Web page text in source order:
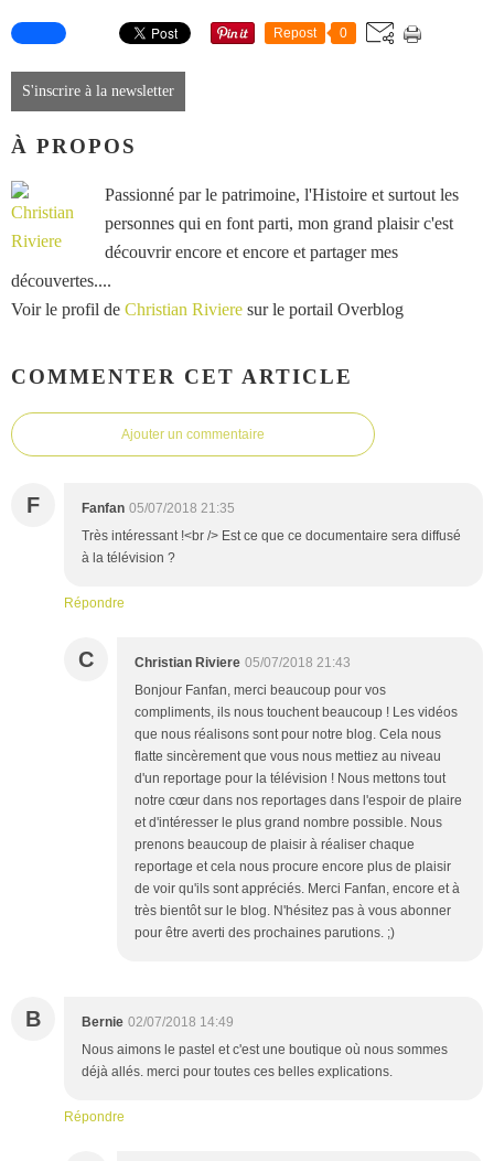
Repost 0
S'inscrire à la newsletter
À PROPOS
Passionné par le patrimoine, l'Histoire et surtout les
personnes qui en font parti, mon grand plaisir c'est
découvrir encore et encore et partager mes
découvertes....
Voir le profil de Christian Riviere sur le portail Overblog
COMMENTER CET ARTICLE
Ajouter un commentaire
F Fanfan 05/07/2018 21:35
Très intéressant !<br /> Est ce que ce documentaire sera diffusé
à la télévision ?
Répondre
C Christian Riviere 05/07/2018 21:43
Bonjour Fanfan, merci beaucoup pour vos
compliments, ils nous touchent beaucoup ! Les vidéos
que nous réalisons sont pour notre blog. Cela nous
flatte sincèrement que vous nous mettiez au niveau
d'un reportage pour la télévision ! Nous mettons tout
notre cœur dans nos reportages dans l'espoir de plaire
et d'intéresser le plus grand nombre possible. Nous
prenons beaucoup de plaisir à réaliser chaque
reportage et cela nous procure encore plus de plaisir
de voir qu'ils sont appréciés. Merci Fanfan, encore et à
très bientôt sur le blog. N'hésitez pas à vous abonner
pour être averti des prochaines parutions. ;)
B Bernie 02/07/2018 14:49
Nous aimons le pastel et c'est une boutique où nous sommes
déjà allés. merci pour toutes ces belles explications.
Répondre